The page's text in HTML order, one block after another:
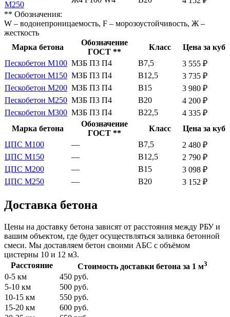
М250
** Обозначения:
W – водонепроницаемость, F – морозоустойчивость, Ж –
жесткость
Марка бетона
Обозначение
ГОСТ **
Класс
Цена за куб
Пескобетон М100 МЗБ П3 П4 В7,5
3 555 ₽
Пескобетон М150 МЗБ П3 П4 В12,5
3 735 ₽
Пескобетон М200 МЗБ П3 П4 В15
3 980 ₽
Пескобетон М250 МЗБ П3 П4 В20
4 200 ₽
Пескобетон М300 МЗБ П3 П4 В22,5
4 335 ₽
Марка бетона
Обозначение
ГОСТ **
Класс
Цена за куб
ЦПС М100
— В7,5
2 480 ₽
ЦПС М150
— В12,5
2 790 ₽
ЦПС М200
— В15
3 098 ₽
ЦПС М250
— В20 3 152 ₽
Доставка бетона
Цены на доставку бетона зависят от расстояния между РБУ и
вашим объектом, где будет осуществляться заливка бетонной
смеси. Мы доставляем бетон своими АБС с объёмом
цистерны 10 и 12 м3.
Расстояние
Стоимость доставки бетона за 1 м3
0-5 км
450 руб.
5-10 км
500 руб.
10-15 км
550 руб.
15-20 км
600 руб.